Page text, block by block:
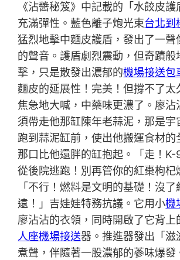
《沾醬秘笈》中記載的「水餃皮
充滿彈性。藍色離子炮光束台北到
猛烈地擊中麵皮護盾，發出了一聲
的聲音。護盾劇烈震動，但奇蹟般
擊，只是散發出濃郁的機場接送包
麵皮的延展性！完美！但撐不了
焦急地大喊，中藥味更濃了。廖沾
須帶走他那缸陳年老蒜泥，那是宇
跑到蒜泥缸前，使出他搬運食材的
那口比他還胖的缸抱起。「走！
從後院逃跑！別再管你的紅棗枸杞
「不行！燃料是文明的基礎！沒
遠！」吉娃娃特務抗議。它用小機
廖沾沾的衣領，同時開啟了它背上
人座機場接送器。推進器發出「滋
煮聲，伴隨著一股濃郁的蔘味爆發